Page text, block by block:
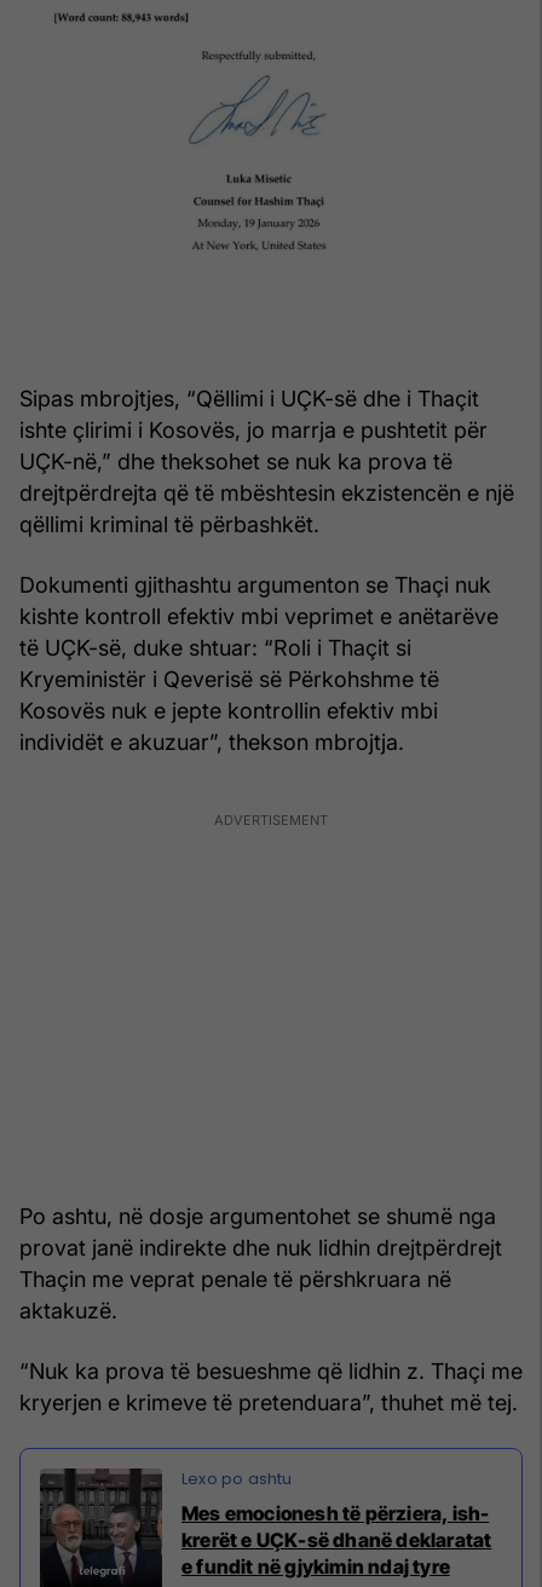
Sipas mbrojtjes, “Qëllimi i UÇK-së dhe i Thaçit
ishte çlirimi i Kosovës, jo marrja e pushtetit për
UÇK-në,” dhe theksohet se nuk ka prova të
drejtpërdrejta që të mbështesin ekzistencën e një
qëllimi kriminal të përbashkët.
Dokumenti gjithashtu argumenton se Thaçi nuk
kishte kontroll efektiv mbi veprimet e anëtarëve
të UÇK-së, duke shtuar: “Roli i Thaçit si
Kryeministër i Qeverisë së Përkohshme të
Kosovës nuk e jepte kontrollin efektiv mbi
individët e akuzuar”, thekson mbrojtja.
Po ashtu, në dosje argumentohet se shumë nga
provat janë indirekte dhe nuk lidhin drejtpërdrejt
Thaçin me veprat penale të përshkruara në
aktakuzë.
“Nuk ka prova të besueshme që lidhin z. Thaçi me
kryerjen e krimeve të pretenduara”, thuhet më tej.
Mes emocionesh të përziera, ish-
krerët e UÇK-së dhanë deklaratat
e fundit në gjykimin ndaj tyre